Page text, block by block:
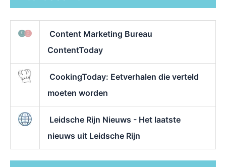
Content Marketing Bureau
ContentToday
CookingToday: Eetverhalen die verteld
moeten worden
Leidsche Rijn Nieuws - Het laatste
nieuws uit Leidsche Rijn